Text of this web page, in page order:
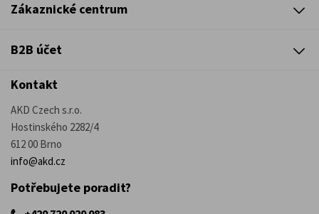
Zákaznické centrum
B2B účet
Kontakt
AKD Czech s.r.o.
Hostinského 2282/4
612 00 Brno
info@akd.cz
Potřebujete poradit?